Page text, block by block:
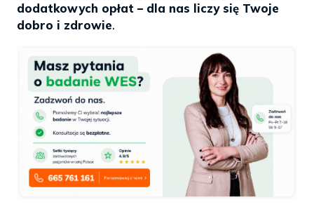
dodatkowych opłat – dla nas liczy się Twoje
dobro i zdrowie.